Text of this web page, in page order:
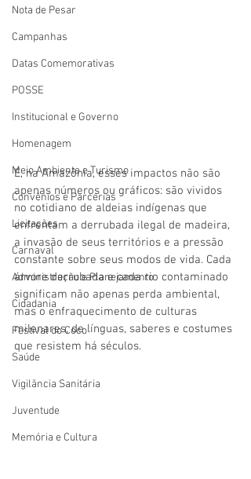
Nota de Pesar
Campanhas
Datas Comemorativas
POSSE
Institucional e Governo
Homenagem
Meio Ambiente e Turismo
Convênios e Parcerias
Licitações
Carnaval
Administração e Planejamento
Cidadania
Festival do Coco
Saúde
Vigilãncia Sanitária
Juventude
Memória e Cultura
E, na Amazônia, esses impactos não são
apenas números ou gráficos: são vividos
no cotidiano de aldeias indígenas que
enfrentam a derrubada ilegal de madeira,
a invasão de seus territórios e a pressão
constante sobre seus modos de vida. Cada
árvore derrubada e cada rio contaminado
significam não apenas perda ambiental,
mas o enfraquecimento de culturas
milenares, de línguas, saberes e costumes
que resistem há séculos.